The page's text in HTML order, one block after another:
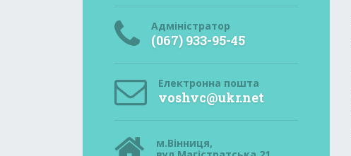
Адміністратор
(067) 933-95-45
Електронна пошта
voshvc@ukr.net
м.Вінниця,